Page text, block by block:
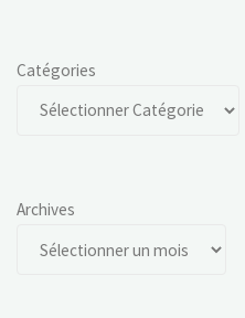
Catégories
Archives